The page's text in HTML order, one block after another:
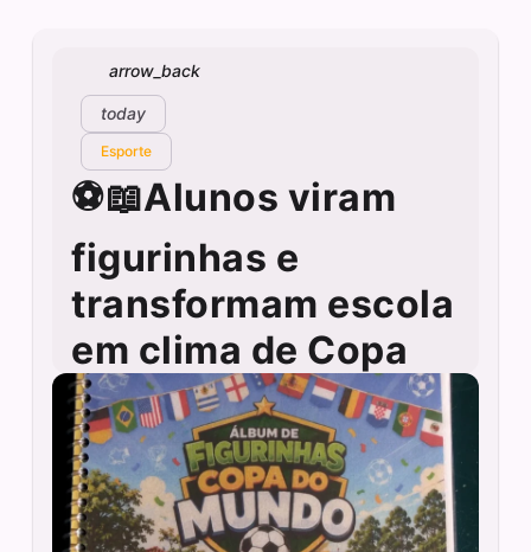
arrow_back
today
Esporte
⚽📖Alunos viram
figurinhas e
transformam escola
em clima de Copa